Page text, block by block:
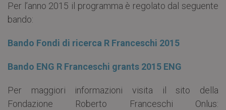
Per l’anno 2015 il programma è regolato dal seguente
bando:
Bando Fondi di ricerca R Franceschi 2015
Bando ENG R Franceschi grants 2015 ENG
Per maggiori informazioni visita il sito della
Fondazione Roberto Franceschi Onlus: